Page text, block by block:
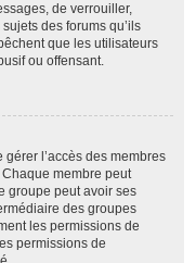
de verrouiller,
des forums qu’ils
que les utilisateurs
ou offensant.
l’accès des membres
membre peut
groupe peut avoir ses
des groupes
les permissions de
permissions de